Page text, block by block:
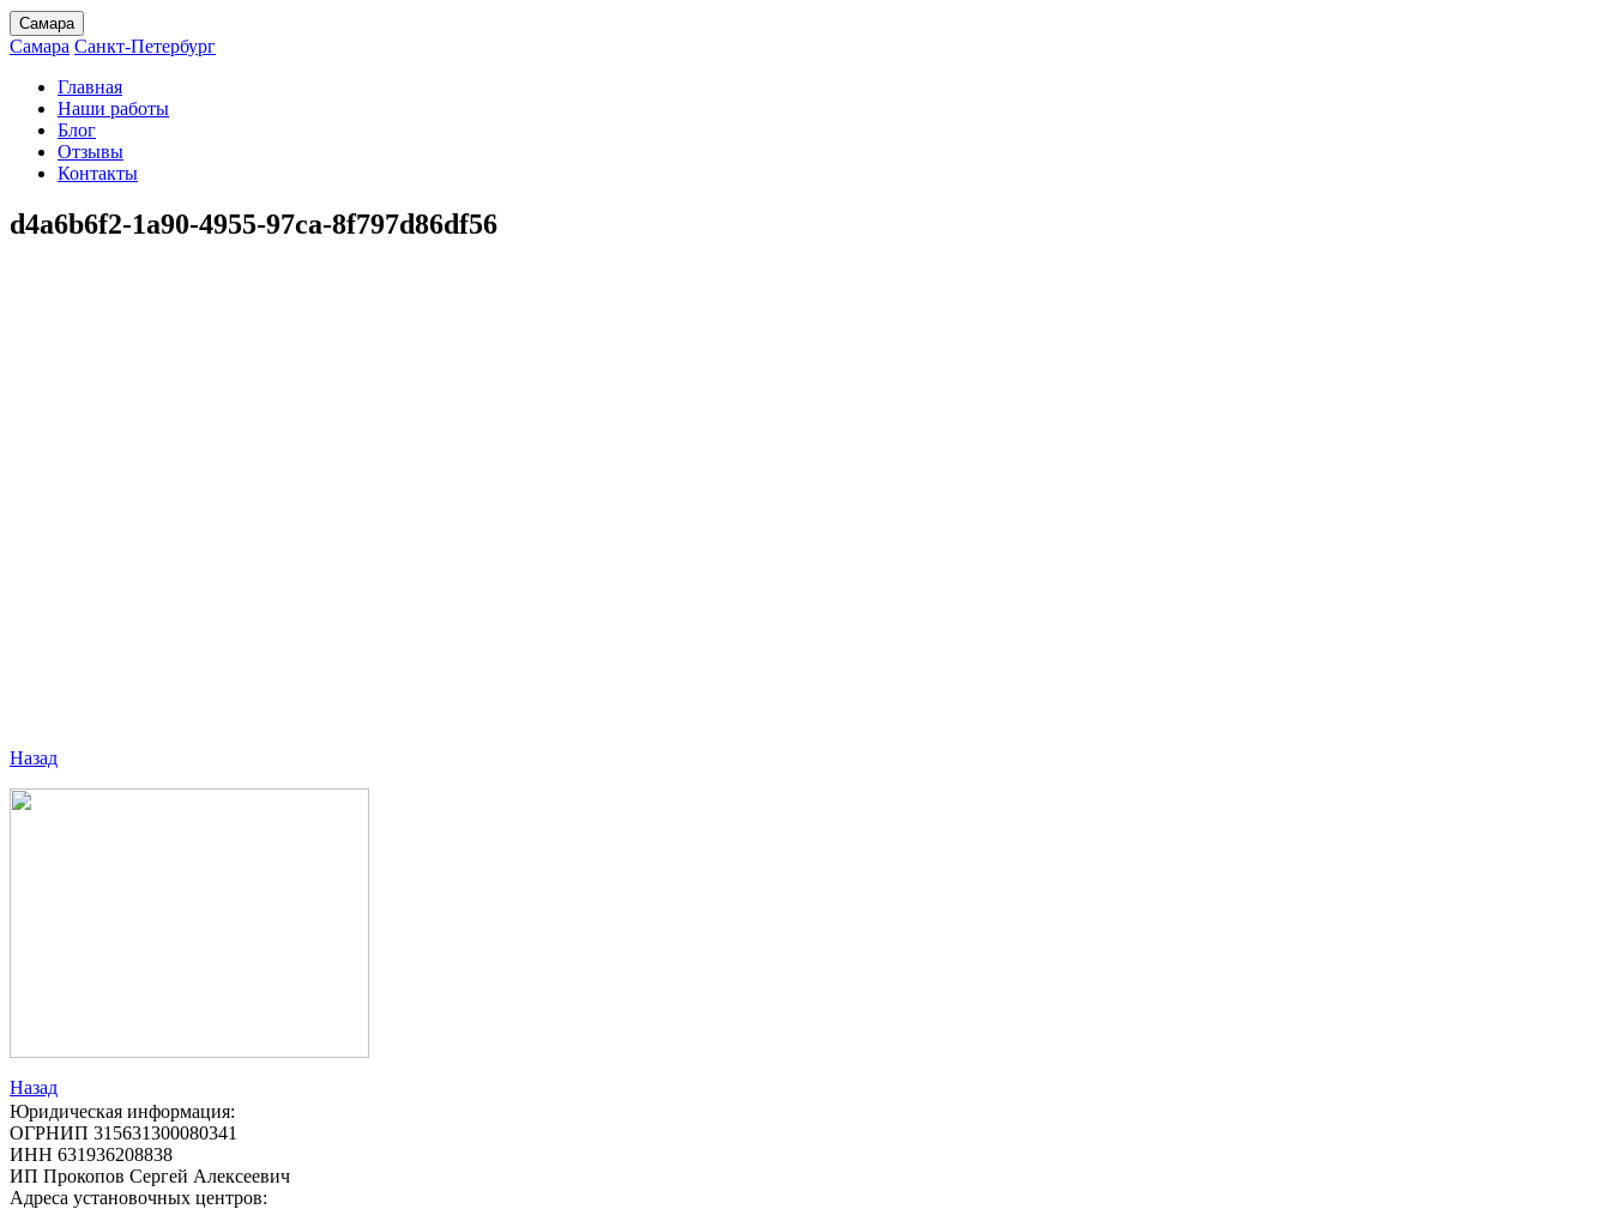
Самара
Самара Санкт-Петербург
Главная
Наши работы
Блог
Отзывы
Контакты
d4a6b6f2-1a90-4955-97ca-8f797d86df56
Назад
Назад
Юридическая информация:
ОГРНИП 315631300080341
ИНН 631936208838
ИП Прокопов Сергей Алексеевич
Адреса установочных центров: